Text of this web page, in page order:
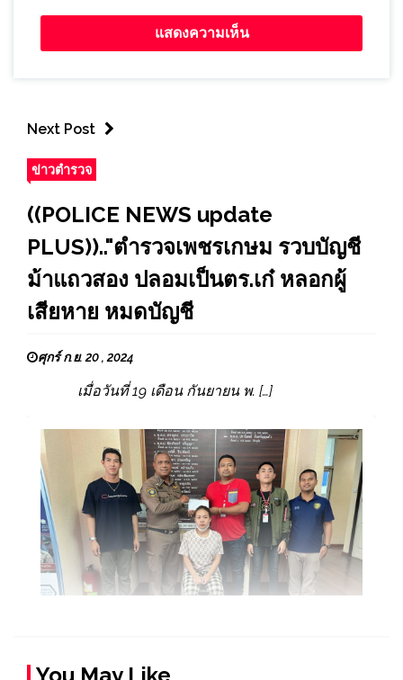
Next Post
ข่าวตำรวจ
((POLICE NEWS update
PLUS)).."ตำรวจเพชรเกษม รวบบัญชี
ม้าแถวสอง ปลอมเป็นตร.เก๋ หลอกผู้
เสียหาย หมดบัญชี
ศุกร์ ก.ย. 20 , 2024
เมื่อวันที่ 19 เดือน กันยายน พ. […]
You May Like